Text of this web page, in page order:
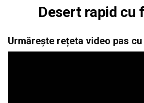
Desert rapid cu
Urmărește rețeta video pas cu